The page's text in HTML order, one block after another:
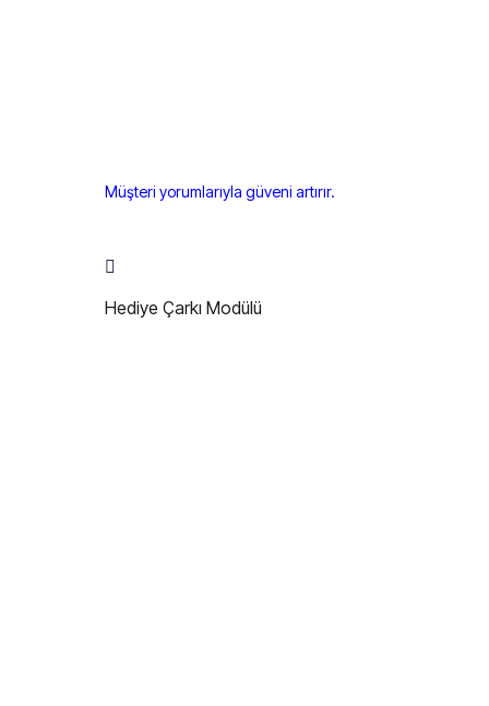
Müşteri yorumlarıyla güveni artırır.
Hediye Çarkı Modülü